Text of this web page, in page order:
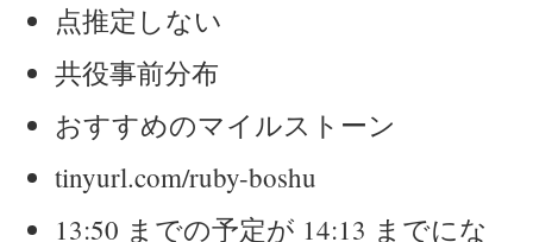
点推定しない
共役事前分布
おすすめのマイルストーン
tinyurl.com/ruby-boshu
13:50 までの予定が 14:13 までにな